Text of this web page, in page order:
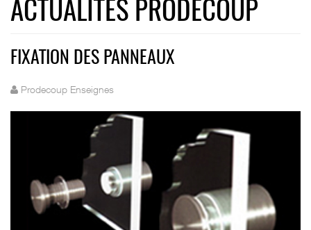
ACTUALITÉS PRODECOUP
FIXATION DES PANNEAUX
Prodecoup Enseignes